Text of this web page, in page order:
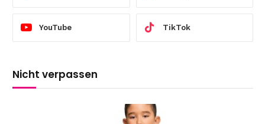
YouTube TikTok
Nicht verpassen